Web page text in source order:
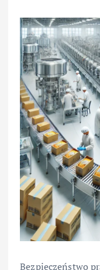
Bezpieczeństwo